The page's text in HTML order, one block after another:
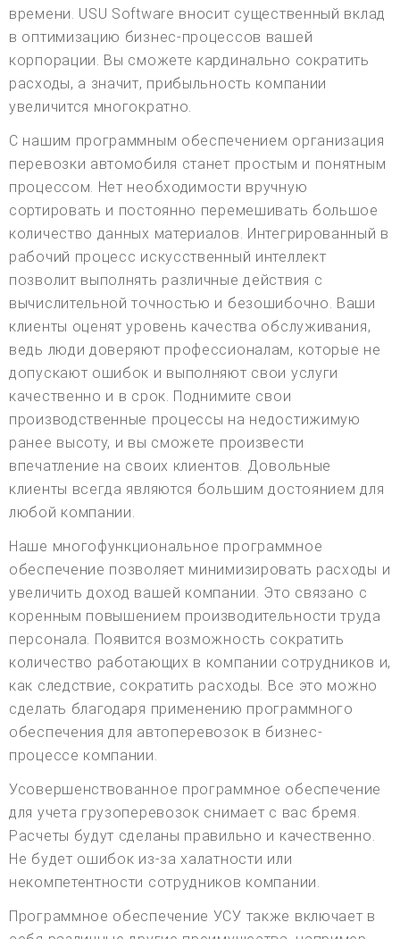
времени. USU Software вносит существенный вклад
в оптимизацию бизнес-процессов вашей
корпорации. Вы сможете кардинально сократить
расходы, а значит, прибыльность компании
увеличится многократно.
С нашим программным обеспечением организация
перевозки автомобиля станет простым и понятным
процессом. Нет необходимости вручную
сортировать и постоянно перемешивать большое
количество данных материалов. Интегрированный в
рабочий процесс искусственный интеллект
позволит выполнять различные действия с
вычислительной точностью и безошибочно. Ваши
клиенты оценят уровень качества обслуживания,
ведь люди доверяют профессионалам, которые не
допускают ошибок и выполняют свои услуги
качественно и в срок. Поднимите свои
производственные процессы на недостижимую
ранее высоту, и вы сможете произвести
впечатление на своих клиентов. Довольные
клиенты всегда являются большим достоянием для
любой компании.
Наше многофункциональное программное
обеспечение позволяет минимизировать расходы и
увеличить доход вашей компании. Это связано с
коренным повышением производительности труда
персонала. Появится возможность сократить
количество работающих в компании сотрудников и,
как следствие, сократить расходы. Все это можно
сделать благодаря применению программного
обеспечения для автоперевозок в бизнес-
процессе компании.
Усовершенствованное программное обеспечение
для учета грузоперевозок снимает с вас бремя.
Расчеты будут сделаны правильно и качественно.
Не будет ошибок из-за халатности или
некомпетентности сотрудников компании.
Программное обеспечение УСУ также включает в